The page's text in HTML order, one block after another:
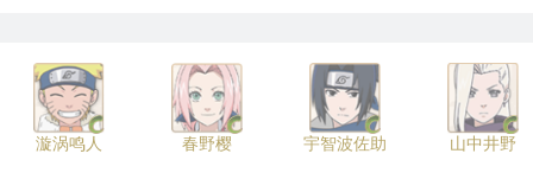
漩涡鸣人 春野樱 宇智波佐助 山中井野